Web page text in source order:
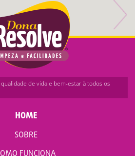
de vida e bem-estar à todos os
HOME
SOBRE